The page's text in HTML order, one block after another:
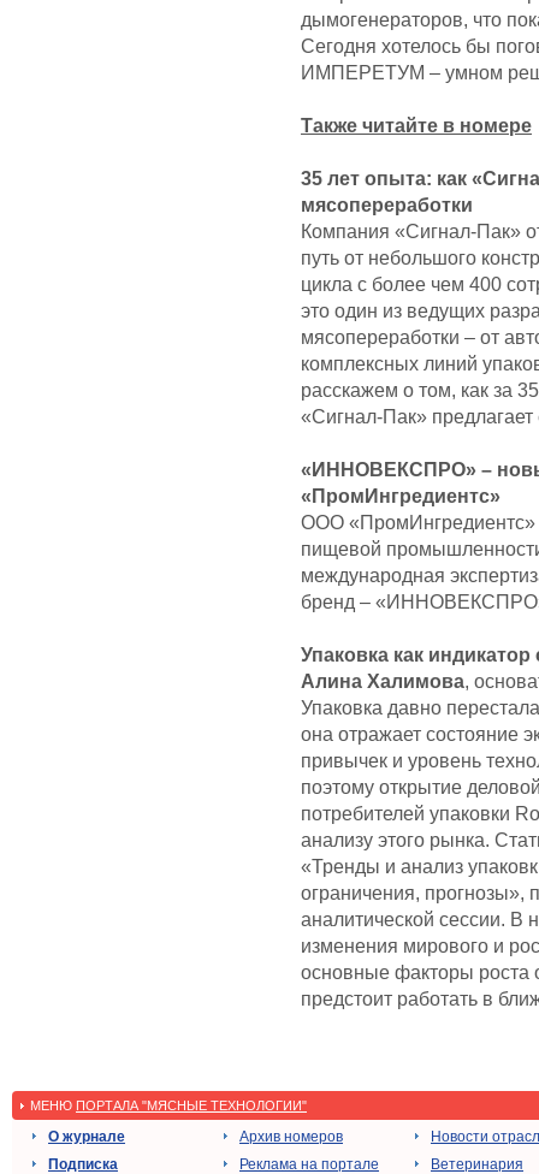
дымогенераторов, что
Сегодня хотелось бы
ИМПЕРЕТУМ ‒ умном
Также читайте в номере
35 лет опыта: как
мясопереработки
Компания «Сигнал-Пак»
путь от небольшого
цикла с более чем 400
это один из ведущих
мясопереработки – от
комплексных линий
расскажем о том, как за
«Сигнал-Пак» предлагает
«ИННОВЕКСПРО» –
«ПромИнгредиентс»
ООО «ПромИнгредиентс»
пищевой
международная
бренд –
Упаковка как
Алина Халимова,
Упаковка давно
она отражает состояние
привычек и уровень
поэтому открытие
потребителей упаковки
анализу этого рынка.
«Тренды и анализ
ограничения, прогнозы»,
аналитической сессии.
изменения мирового и
основные факторы роста
предстоит работать в
МЕНЮ ПОРТАЛА "МЯСНЫЕ ТЕХНОЛОГИИ"
О журнале
Подписка
Архив номеров
Реклама на портале
Новости
Ветеринария